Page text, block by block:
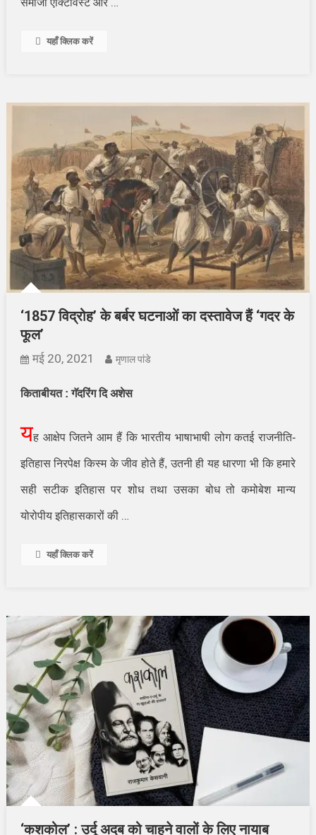
समाजी एक्टिविस्ट और
यहाँ क्लिक करें
‘1857 विद्रोह’ के बर्बर घटनाओं का दस्तावेज हैं ‘गदर के
फूल’
मई 20, 2021 मृणाल पांडे
किताबीयत : गॅदरिंग दि अशेस
यह आक्षेप जितने आम हैं कि भारतीय भाषाभाषी लोग कतई राजनीति-
इतिहास निरपेक्ष किस्म के जीव होते हैं,उतनी ही यह धारणा भी कि हमारे
सही सटीक इतिहास पर शोध तथा उसका बोध तो कमोबेश मान्य
योरोपीय इतिहासकारों की …
यहाँ क्लिक करें
‘कशकोल’ : उर्दू अदब को चाहने वालों के लिए नायाब